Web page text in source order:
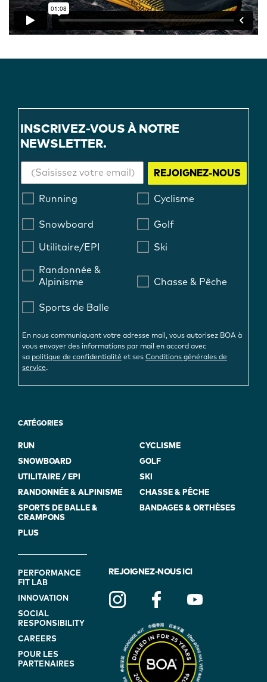
INSCRIVEZ-VOUS À NOTRE
NEWSLETTER.
REJOIGNEZ-NOUS
Running Cyclisme
Snowboard Golf
Utilitaire/EPI Ski
Randonnée &
Alpinisme
Chasse & Pêche
Sports de Balle
En nous communiquant votre adresse mail, vous autorisez BOA à
vous envoyer des informations par mail en accord avec
sa politique de confidentialité et ses Conditions générales de
service.
CATÉGORIES
RUN
CYCLISME
SNOWBOARD
GOLF
UTILITAIRE / EPI
SKI
RANDONNÉE & ALPINISME
CHASSE & PÊCHE
SPORTS DE BALLE &
CRAMPONS
BANDAGES & ORTHÈSES
PLUS
FOOTER
NAVIGATION
(ON
BLUE)
PERFORMANCE
FIT LAB
INNOVATION
SOCIAL
RESPONSIBILITY
CAREERS
POUR LES
PARTENAIRES
REJOIGNEZ-NOUS ICI